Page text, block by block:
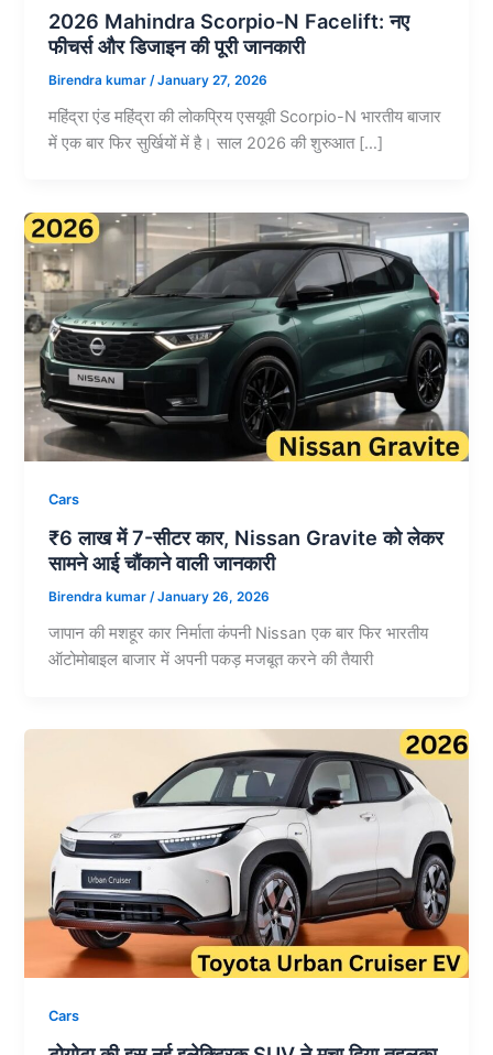
2026 Mahindra Scorpio-N Facelift: नए
फीचर्स और डिजाइन की पूरी जानकारी
Birendra kumar /January 27, 2026
महिंद्रा एंड महिंद्रा की लोकप्रिय एसयूवी Scorpio-N भारतीय बाजार
में एक बार फिर सुर्खियों में है। साल 2026 की शुरुआत […]
Cars
₹6 लाख में 7-सीटर कार, Nissan Gravite को लेकर
सामने आई चौंकाने वाली जानकारी
Birendra kumar/January 26, 2026
जापान की मशहूर कार निर्माता कंपनी Nissan एक बार फिर भारतीय
ऑटोमोबाइल बाजार में अपनी पकड़ मजबूत करने की तैयारी
Cars